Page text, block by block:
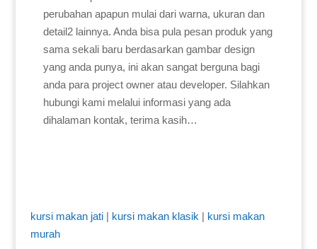
perubahan apapun mulai dari warna, ukuran dan
detail2 lainnya. Anda bisa pula pesan produk yang
sama sekali baru berdasarkan gambar design
yang anda punya, ini akan sangat berguna bagi
anda para project owner atau developer. Silahkan
hubungi kami melalui informasi yang ada
dihalaman kontak, terima kasih…
kursi makan jati| kursi makan klasik | kursi makan
murah